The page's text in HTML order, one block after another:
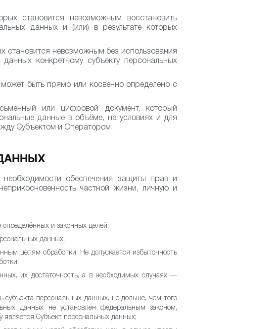
становится невозможным восстановить
данных и (или) в результате которых
становится невозможным без использования
конкретному субъекту персональных
быть прямо или косвенно определено с
или цифровой документ, который
данные в объёме, на условиях и для
Субъектом и Оператором.
обеспечения защиты прав и
частной жизни, личную и
и законных целей;
данных;
целям обработки. Не допускается избыточность
их достаточность, а в необходимых случаях —
персональных данных, не дольше, чем того
данных не установлен федеральным законом,
является Субъект персональных данных;